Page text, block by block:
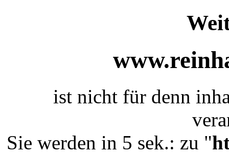
ist nicht für denn
Sie werden in 5 sek.: zu "